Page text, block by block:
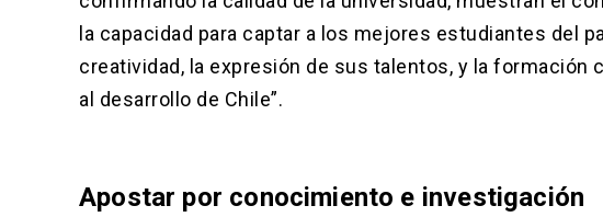
la capacidad para captar a los mejores estudiantes del
creatividad, la expresión de sus talentos, y la formación
al desarrollo de Chile”.
Apostar por conocimiento e investigación